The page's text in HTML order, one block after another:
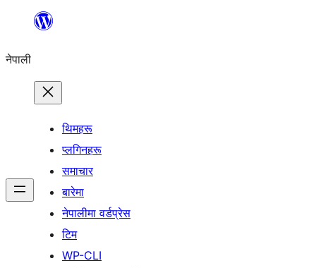
सामग्रीमा
नेपाली
थिमहरू
प्लगिनहरू
समाचार
बारेमा
नेपालीमा वर्डप्रेस
टिम
WP-CLI